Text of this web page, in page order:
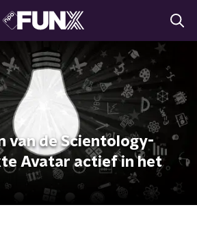
van de Scientology-
Avatar actief in het